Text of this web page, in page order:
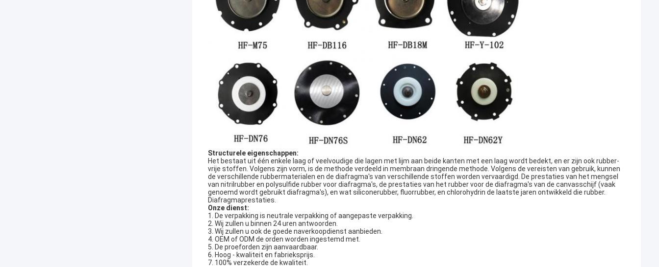
Structurele eigenschappen:
Het bestaat uit één enkele laag of veelvoudige die lagen met lijm aan beide kanten met een laag wordt bedekt, en er zijn ook rubber-
vrije stoffen. Volgens zijn vorm, is de methode verdeeld in membraan dringende methode. Volgens de vereisten van gebruik, kunnen
de verschillende rubbermaterialen en de diafragma's van verschillende stoffen worden vervaardigd. De prestaties van het mengsel
van nitrilrubber en polysulfide rubber voor diafragma's, de prestaties van het rubber voor de diafragma's van de canvasschijf (vaak
genoemd wordt gebruikt diafragma's), en wat siliconerubber, fluorrubber, en chlorohydrin de laatste jaren ontwikkeld die rubber.
Diafragmaprestaties.
Onze dienst:
1. De verpakking is neutrale verpakking of aangepaste verpakking.
2. Wij zullen u binnen 24 uren antwoorden.
3. Wij zullen u ook de goede naverkoopdienst aanbieden.
4. OEM of ODM de orden worden ingestemd met.
5. De proeforden zijn aanvaardbaar.
6. Hoog - kwaliteit en fabrieksprijs.
7. 100% verzekerde de kwaliteit.